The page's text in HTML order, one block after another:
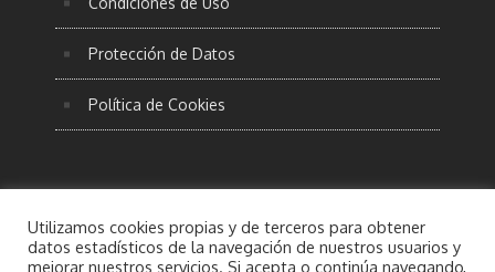
Protección de Datos
Política de Cookies
Utilizamos cookies propias y de terceros para obtener
datos estadísticos de la navegación de nuestros usuarios y
mejorar nuestros servicios. Si acepta o continúa navegando,